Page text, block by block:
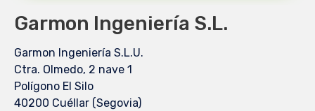
Garmon Ingeniería S.L.
Garmon Ingeniería S.L.U.
Ctra. Olmedo, 2 nave 1
Polígono El Silo
40200 Cuéllar (Segovia)